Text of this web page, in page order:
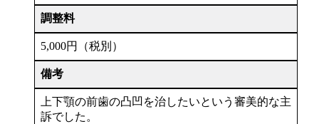
調整料
5,000円（税別）
備考
上下顎の前歯の凸凹を治したいという審美的な主
訴でした。